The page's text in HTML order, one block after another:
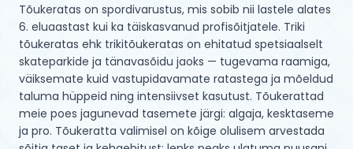
Tõukeratas on spordivarustus, mis sobib nii lastele alates
6. eluaastast kui ka täiskasvanud profisõitjatele. Triki
tõukeratas ehk trikitõukeratas on ehitatud spetsiaalselt
skateparkide ja tänavasõidu jaoks — tugevama raamiga,
väiksemate kuid vastupidavamate ratastega ja mõeldud
taluma hüppeid ning intensiivset kasutust. Tõukerattad
meie poes jagunevad tasemete järgi: algaja, kesktaseme
ja pro. Tõukeratta valimisel on kõige olulisem arvestada